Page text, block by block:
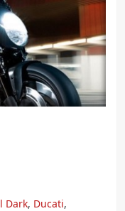
Dark, Ducati,